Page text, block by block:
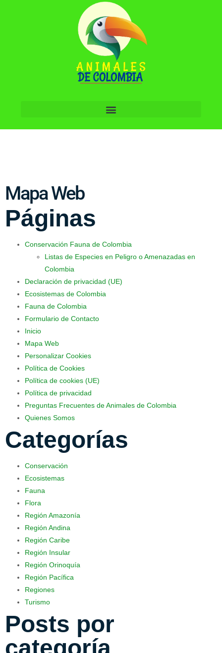
Mapa Web
Páginas
Conservación Fauna de Colombia
Listas de Especies en Peligro o Amenazadas en
Colombia
Declaración de privacidad (UE)
Ecosistemas de Colombia
Fauna de Colombia
Formulario de Contacto
Inicio
Mapa Web
Personalizar Cookies
Política de Cookies
Política de cookies (UE)
Política de privacidad
Preguntas Frecuentes de Animales de Colombia
Quienes Somos
Categorías
Conservación
Ecosistemas
Fauna
Flora
Región Amazonía
Región Andina
Región Caribe
Región Insular
Región Orinoquía
Región Pacífica
Regiones
Turismo
Posts por